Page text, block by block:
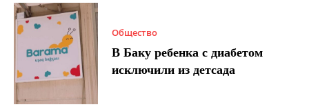
Общество
В Баку ребенка с диабетом
исключили из детсада